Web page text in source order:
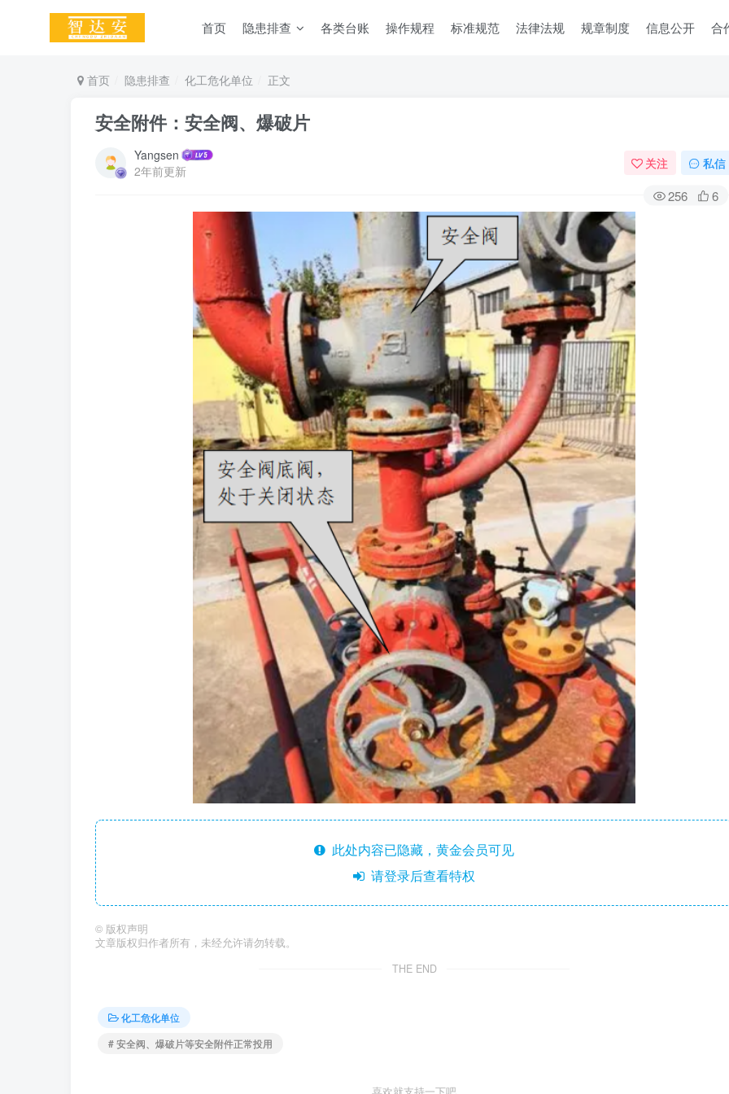
首页 隐患排查 各类台账 操作规程 标准规范 法律法规 规章制度 信息公开 合
首页 隐患排查 化工危化单位 正文
安全附件：安全阀、爆破片
Yangsen
2年前更新
关注 私信
256 6
此处内容已隐藏，黄金会员可见
请登录后查看特权
© 版权声明
文章版权归作者所有，未经允许请勿转载。
THE END
化工危化单位
# 安全阀、爆破片等安全附件正常投用